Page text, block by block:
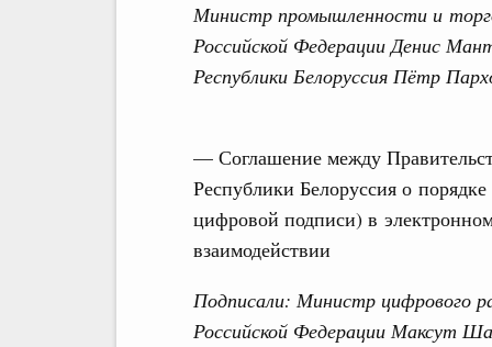
Министр промышленности и
Российской Федерации Денис
Республики Белоруссия Пётр
— Соглашение между
Республики Белоруссия о
цифровой подписи) в
взаимодействии
Подписали: Министр цифрового
Российской Федерации Максут